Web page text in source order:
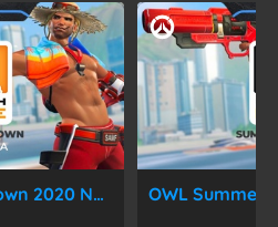
OWL Summer Showdown 2020 Nordamerika